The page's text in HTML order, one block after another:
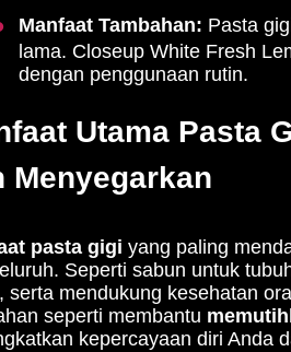
Manfaat Tambahan: Pasta
lama. Closeup White Fresh
dengan penggunaan rutin.
Utama Pasta
Menyegarkan
pasta gigi yang paling
Seperti sabun untuk
serta mendukung kesehatan
seperti membantu
kepercayaan diri Anda